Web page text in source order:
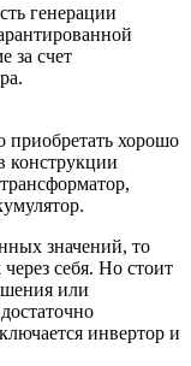
генерации
за счет
приобретать хорошо
конструкции
значений, то
себя. Но стоит
или
инвертор и